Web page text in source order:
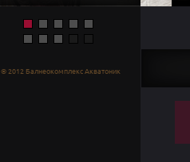
© 2012 Балнеокомплекс Акватоник